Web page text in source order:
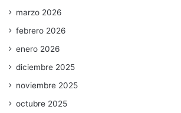
marzo 2026
febrero 2026
enero 2026
diciembre 2025
noviembre 2025
octubre 2025